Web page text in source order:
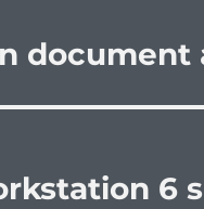
document
6